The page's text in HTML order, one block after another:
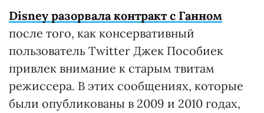
Disney разорвала контракт с Ганном
после того, как консервативный
пользователь Twitter Джек Пособиек
привлек внимание к старым твитам
режиссера. В этих сообщениях, которые
были опубликованы в 2009 и 2010 годах,